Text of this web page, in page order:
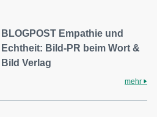
BLOGPOST Empathie und
Echtheit: Bild-PR beim Wort &
Bild Verlag
mehr